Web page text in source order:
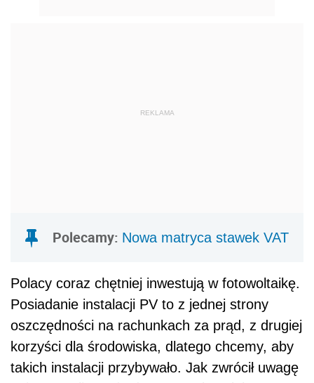
REKLAMA
Polecamy: Nowa matryca stawek VAT
Polacy coraz chętniej inwestują w fotowoltaikę.
Posiadanie instalacji PV to z jednej strony
oszczędności na rachunkach za prąd, z drugiej
korzyści dla środowiska, dlatego chcemy, aby
takich instalacji przybywało. Jak zwrócił uwagę